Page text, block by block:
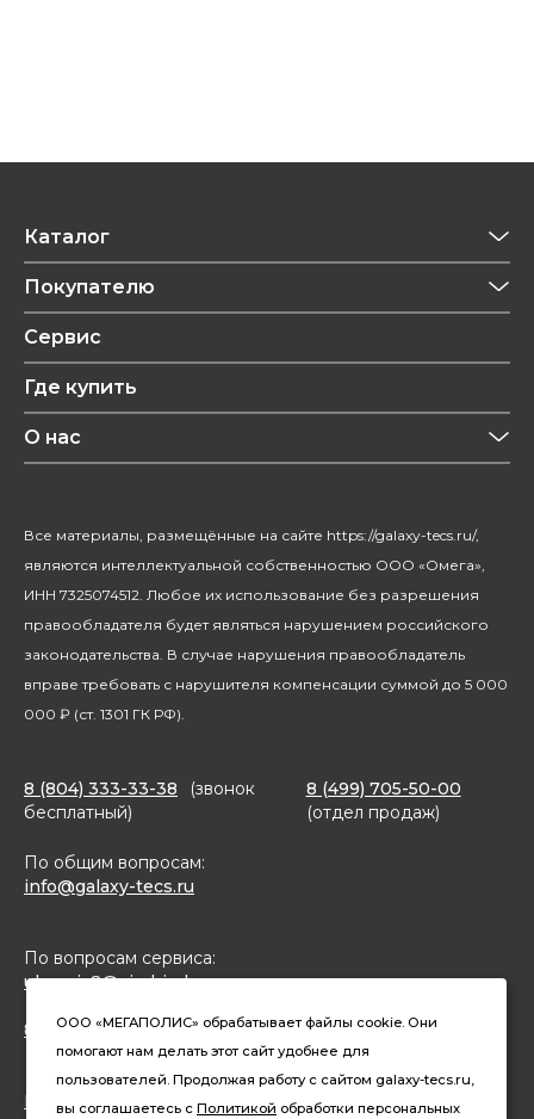
Каталог
Приготовление напитков
Техника для кухни
Уход за волосами
Красота и здоровье
Уход за домом
Посуда
Покупателю
Обзоры
Рецепты
Сервис
Где купить
О нас
Благотворительность
Все материалы, размещённые на сайте https://galaxy-tecs.ru/,
являются интеллектуальной собственностью ООО «Омега»,
ИНН 7325074512. Любое их использование без разрешения
правообладателя будет являться нарушением российского
законодательства. В случае нарушения правообладатель
вправе требовать с нарушителя компенсации суммой до 5 000
000 ₽ (ст. 1301 ГК РФ).
8 (804) 333-33-38
(звонок
бесплатный)
8 (499) 705-50-00
(отдел продаж)
По общим вопросам:
info@galaxy-tecs.ru
По вопросам сервиса:
ulservis2@simbirsk-crown.ru
8(962)633-02-15 (чат в MAX)
Конфиденциальность
ООО «МЕГАПОЛИС» обрабатывает файлы cookie. Они
помогают нам делать этот сайт удобнее для
пользователей. Продолжая работу с сайтом galaxy-tecs.ru,
вы соглашаетесь сПолитикой обработки персональных